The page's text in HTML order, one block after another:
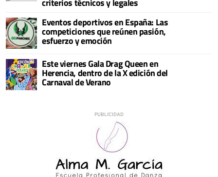
Eventos deportivos en España: Las
competiciones que reúnen pasión,
esfuerzo y emoción
Este viernes Gala Drag Queen en
Herencia, dentro de la X edición del
Carnaval de Verano